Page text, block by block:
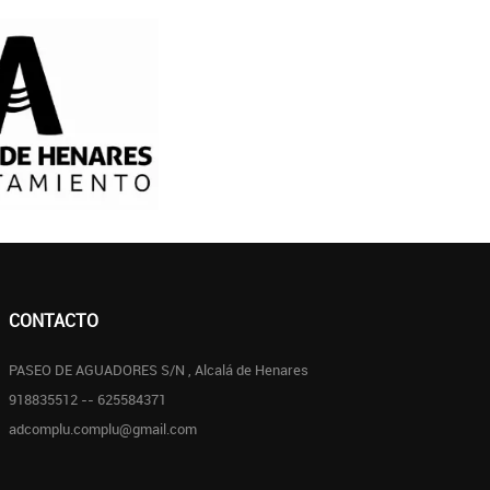
CONTACTO
PASEO DE AGUADORES S/N , Alcalá de Henares
918835512 -- 625584371
adcomplu.complu@gmail.com